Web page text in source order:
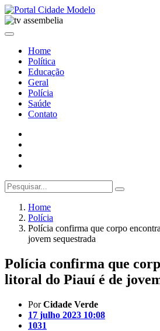
Home
Política
Educação
Geral
Polícia
Saúde
Contato
Home
Polícia
Polícia confirma que corpo
jovem sequestrada
Polícia confirma que
litoral do Piauí é de
PorCidade Verde
17 julho 2023 10:08
1031